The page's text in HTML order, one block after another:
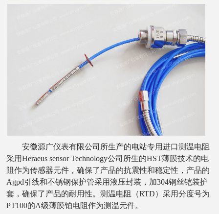
安徽源广仪表有限公司所生产的电站专用进口测温电阻
采用Heraeus sensor Technology公司所生的HST薄膜技术的电
阻作为传感器元件，确保了产品的抗震性和稳定性，产品的
Agpd引线和不锈钢保护管采用液压封装，加304钢丝铠装护
套，确保了产品的耐用性。测温电阻（RTD）采用分度号为
PT100的A级薄膜铂电阻作为测温元件。